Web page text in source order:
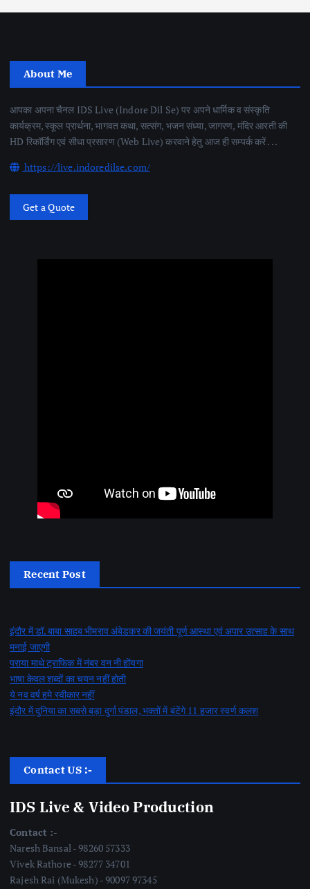
About Me
आपका अपना चैनल IDS Live (Indore Dil Se) पर अपने धार्मिक व संस्कृति
कार्यक्रम, स्कूल प्रार्थना, भागवत कथा, सत्संग, भजन संध्या, जागरण, मंदिर आरती की
HD रिकॉर्डिंग एवं सीधा प्रसारण (Web Live) करवाने हेतु आज ही सम्पर्क करें . . .
https://live.indoredilse.com/
Get a Quote
Recent Post
इंदौर में डॉ. बाबा साहब भीमराव अंबेडकर की जयंती पूर्ण आस्था एवं अपार उत्साह के साथ
मनाई जाएगी
पराया माथे ट्राफिक में नंबर वन नी होंयगा
भाषा केवल शब्दों का चयन नहीं होती
ये नव वर्ष हमे स्वीकार नहीं
इंदौर में दुनिया का सबसे बड़ा दुर्गा पंडाल, भक्तों में बंटेंगे 11 हजार स्वर्ण कलश
Contact US :-
IDS Live & Video Production
Contact :-
Naresh Bansal - 98260 57333
Vivek Rathore - 98277 34701
Rajesh Rai (Mukesh) - 90097 97345